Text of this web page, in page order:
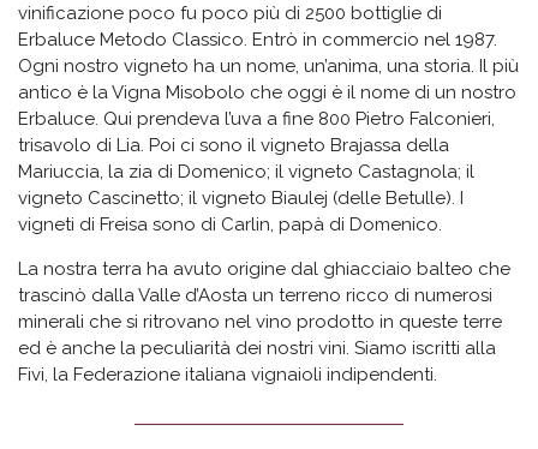
vinificazione poco fu poco più di 2500 bottiglie di
Erbaluce Metodo Classico. Entrò in commercio nel 1987.
Ogni nostro vigneto ha un nome, un’anima, una storia. Il più
antico è la Vigna Misobolo che oggi è il nome di un nostro
Erbaluce. Qui prendeva l’uva a fine 800 Pietro Falconieri,
trisavolo di Lia. Poi ci sono il vigneto Brajassa della
Mariuccia, la zia di Domenico; il vigneto Castagnola; il
vigneto Cascinetto; il vigneto Biaulej (delle Betulle). I
vigneti di Freisa sono di Carlin, papà di Domenico.
La nostra terra ha avuto origine dal ghiacciaio balteo che
trascinò dalla Valle d’Aosta un terreno ricco di numerosi
minerali che si ritrovano nel vino prodotto in queste terre
ed è anche la peculiarità dei nostri vini. Siamo iscritti alla
Fivi, la Federazione italiana vignaioli indipendenti.